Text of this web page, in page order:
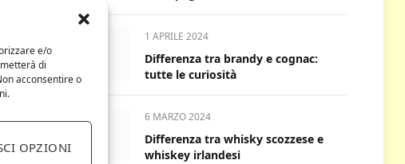
e/o
di
acconsentire o
OPZIONI
1 APRILE 2024
Differenza tra brandy e cognac:
tutte le curiosità
6 MARZO 2024
Differenza tra whisky scozzese e
whiskey irlandesi